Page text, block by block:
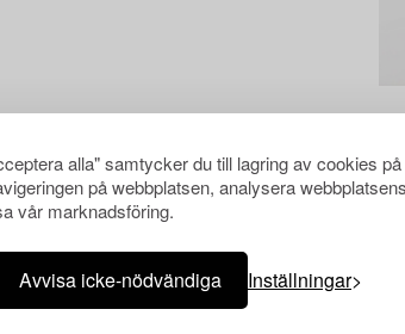
alla" samtycker du till lagring av cookies
på webbplatsen, analysera
vår marknadsföring.
Avvisa icke-nödvändiga Inställningar